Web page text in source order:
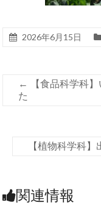
2026年6月15日
←
【食品科学科
た
【植物科学科
関連情報